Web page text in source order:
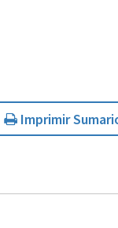
Imprimir